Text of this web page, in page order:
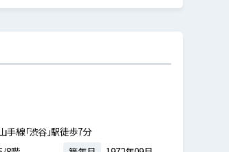
手線「渋谷」駅徒歩7分